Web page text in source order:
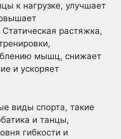
к нагрузке, улучшает
Статическая растяжка,
мышц, снижает
и ускоряет
виды спорта, такие
и танцы,
гибкости и